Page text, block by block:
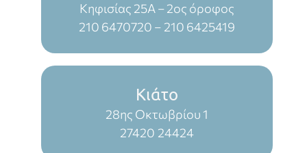
Κηφισίας 25Α – 2ος όροφος
210 6470720 – 210 6425419
Κιάτο
28ης Οκτωβρίου 1
27420 24424